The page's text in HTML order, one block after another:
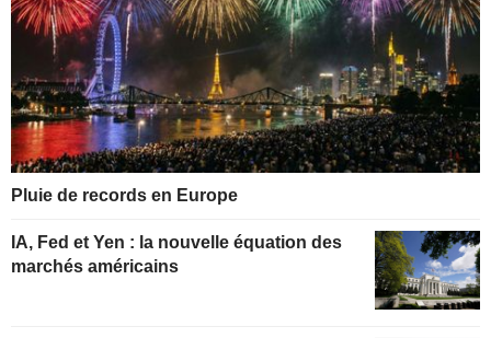
Pluie de records en Europe
IA, Fed et Yen : la nouvelle équation des
marchés américains